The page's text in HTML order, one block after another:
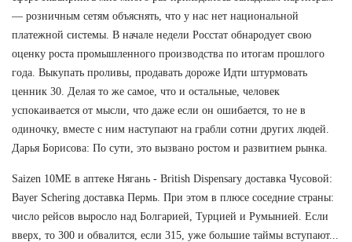
— розничным сетям объяснять, что у нас нет национальной
платежной системы. В начале недели Росстат обнародует свою
оценку роста промышленного производства по итогам прошлого
года. Выкупать проливы, продавать дороже Идти штурмовать
ценник 30. Делая то же самое, что и остальные, человек
успокаивается от мысли, что даже если он ошибается, то не в
одиночку, вместе с ним наступают на грабли сотни других людей.
Дарья Борисова: По сути, это вызвано ростом и развитием рынка.
Saizen 10ME в аптеке Нягань - British Dispensary доставка Чусовой:
Bayer Schering доставка Пермь. При этом в плюсе соседние страны:
число рейсов выросло над Болгарией, Турцией и Румынией. Если
вверх, то 300 и обвалится, если 315, уже большие таймы вступают...